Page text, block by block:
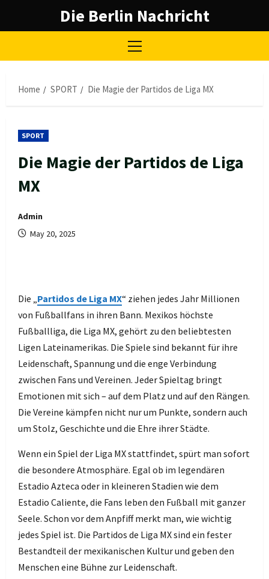
Die Berlin Nachricht
Primary
Home
SPORT Die Magie der Partidos de Liga MX
SPORT
Die Magie der Partidos de Liga
MX
Admin
May 20, 2025
Die „Partidos de Liga MX“ ziehen jedes Jahr Millionen
von Fußballfans in ihren Bann. Mexikos höchste
Fußballliga, die Liga MX, gehört zu den beliebtesten
Ligen Lateinamerikas. Die Spiele sind bekannt für ihre
Leidenschaft, Spannung und die enge Verbindung
zwischen Fans und Vereinen. Jeder Spieltag bringt
Emotionen mit sich – auf dem Platz und auf den Rängen.
Die Vereine kämpfen nicht nur um Punkte, sondern auch
um Stolz, Geschichte und die Ehre ihrer Städte.
Wenn ein Spiel der Liga MX stattfindet, spürt man sofort
die besondere Atmosphäre. Egal ob im legendären
Estadio Azteca oder in kleineren Stadien wie dem
Estadio Caliente, die Fans leben den Fußball mit ganzer
Seele. Schon vor dem Anpfiff merkt man, wie wichtig
jedes Spiel ist. Die Partidos de Liga MX sind ein fester
Bestandteil der mexikanischen Kultur und geben den
Menschen eine Bühne zur Leidenschaft.